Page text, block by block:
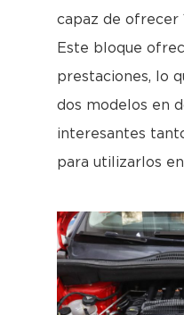
capaz de ofrecer
Este bloque
prestaciones, lo
dos modelos en
interesantes
para utilizarlos